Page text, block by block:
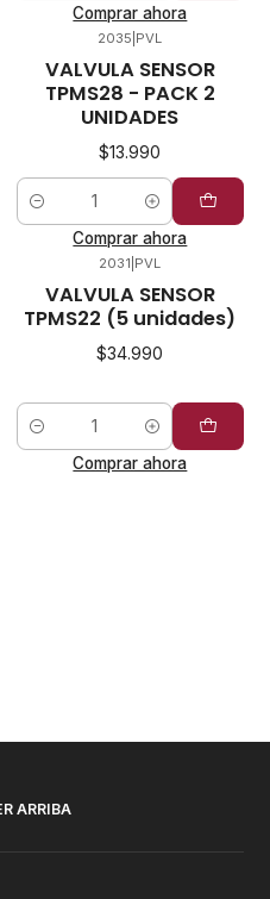
Comprar ahora
2035 PVL
VALVULA SENSOR
TPMS28 - PACK 2
UNIDADES
$13.990
Cantidad
Comprar ahora
2031 PVL
VALVULA SENSOR
TPMS22 (5 unidades)
$34.990
Cantidad
Comprar ahora
ARRIBA